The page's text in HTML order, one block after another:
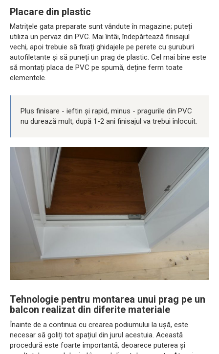
Placare din plastic
Matrițele gata preparate sunt vândute în magazine; puteți
utiliza un pervaz din PVC. Mai întâi, îndepărtează finisajul
vechi, apoi trebuie să fixați ghidajele pe perete cu șuruburi
autofiletante și să puneți un prag de plastic. Cel mai bine este
să montați placa de PVC pe spumă, deține ferm toate
elementele.
Plus finisare - ieftin și rapid, minus - pragurile din PVC
nu durează mult, după 1-2 ani finisajul va trebui înlocuit.
Tehnologie pentru montarea unui prag pe un
balcon realizat din diferite materiale
Înainte de a continua cu crearea podiumului la ușă, este
necesar să goliți tot spațiul din jurul acestuia. Această
procedură este foarte importantă, deoarece puterea și